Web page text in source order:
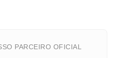
PARCEIRO OFICIAL